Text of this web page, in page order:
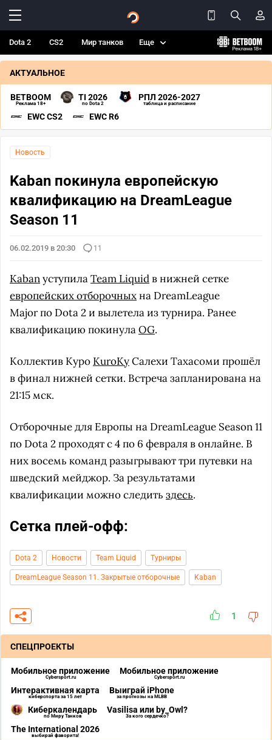
Dota 2 CS2 Мир танков Еще
АКТУАЛЬНОЕ
BETBOOM
Реклама 18+
TI 2026
по Dota 2
РПЛ 2026-2027
таблица и расписание
EWC CS2 EWC R6
Новость
Kaban покинула европейскую
квалификацию на DreamLeague
Season 11
06.02.2019 в 20:30 11
KabanуступилаTeam Liquidв нижней сетке
европейских отборочныхна DreamLeague
Major по Dota 2 и вылетела из турнира. Ранее
квалификацию покинулаOG.
Коллектив Куро KuroKyСалехи Тахасоми прошёл
в финал нижней сетки. Встреча запланирована на
21:15 мск.
Отборочные для Европы на DreamLeague Season 11
по Dota 2 проходят с 4 по 6 февраля в онлайне. В
них восемь команд разыгрывают три путевки на
шведский мейджор. За результатами
квалификации можно следить здесь.
Сетка плей-офф:
Dota 2 Новости Team Liquid Турниры
DreamLeague Season 11. Закрытые отборочные Kaban
1
СПЕЦПРОЕКТЫ
Мобильное приложение
Cybersport.ru
Мобильное приложение
Cybersport.ru
Интерактивная карта
киберспорта за 15 лет
Выиграй iPhone
за прогнозы на MLBB
Киберкалендарь
по Миру Танков
Vasilisa или by_Owl?
За кого сердечко?
The International 2026
выбирай фаворита!